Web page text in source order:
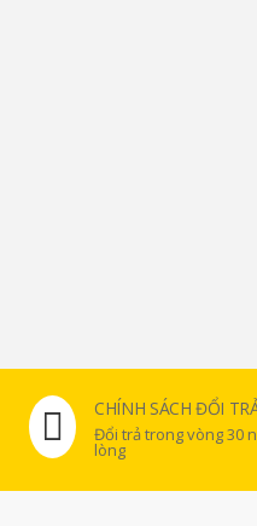
CHÍNH SÁCH ĐỔI
Đổi trả trong vòng 30
lòng